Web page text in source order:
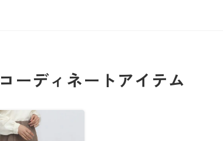
コーディネートアイテム